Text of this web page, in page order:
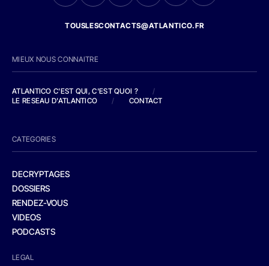
TOUSLESCONTACTS@ATLANTICO.FR
MIEUX NOUS CONNAITRE
ATLANTICO C'EST QUI, C'EST QUOI ?
/
LE RESEAU D'ATLANTICO
/ CONTACT
CATEGORIES
DECRYPTAGES
DOSSIERS
RENDEZ-VOUS
VIDEOS
PODCASTS
LEGAL